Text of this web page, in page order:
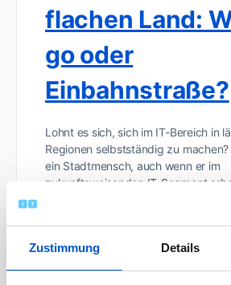
Zustimmung Details
flachen Land:
go oder
Einbahnstraße?
Lohnt es sich, sich im IT-Bereich in
Regionen selbstständig zu
ein Stadtmensch, auch wenn er im
zukunftsweisenden IT-Segment
Jan-Dirk Kranz
23. April 2019